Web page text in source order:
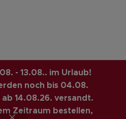
- 13.08.. im Urlaub!
noch bis 04.08.
14.08.26. versandt.
Zeitraum bestellen,